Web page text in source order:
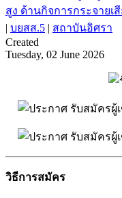
สูง ด้านกิจการกระจายเ
| บยสส.5 | สถาบันอิศรา
Created
Tuesday, 02 June 2026
วิธีการสมัคร